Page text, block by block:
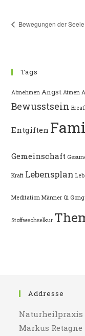
Bewegungen der Seele
Tags
Abnehmen Angst Atmen
Bewusstsein
Entgiften
Gemeinschaft
Kraft Lebensplan
Meditation Männer Qi Gong
Stoffwechselkur
Addresse
Naturheilpraxis
Markus Retagne